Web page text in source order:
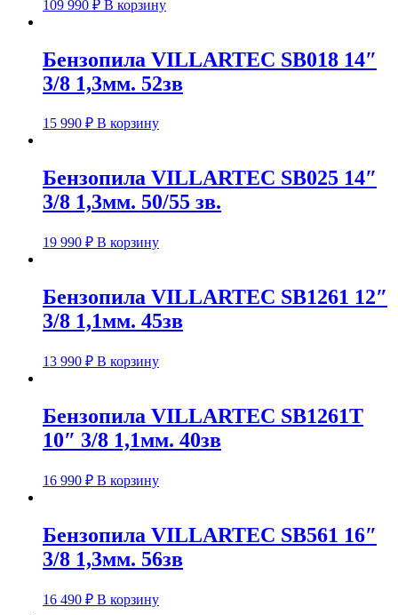
109 990 ₽ В корзину
Бензопила VILLARTEC SB018 14″
3/8 1,3мм. 52зв
15 990 ₽ В корзину
Бензопила VILLARTEC SB025 14″
3/8 1,3мм. 50/55 зв.
19 990 ₽ В корзину
Бензопила VILLARTEC SB1261 12″
3/8 1,1мм. 45зв
13 990 ₽ В корзину
Бензопила VILLARTEC SB1261Т
10″ 3/8 1,1мм. 40зв
16 990 ₽ В корзину
Бензопила VILLARTEC SB561 16″
3/8 1,3мм. 56зв
16 490 ₽ В корзину